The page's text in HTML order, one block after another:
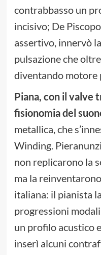
contrabbasso un
incisivo; De
assertivo, innervò
pulsazione che
diventando motore
Piana, con il valve
fisionomia del
metallica, che
Winding.
non replicarono la
ma la
italiana: il pianista
progressioni
un profilo acustico
inserì alcuni